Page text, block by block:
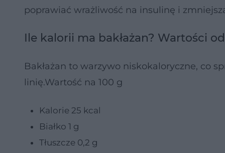
poprawiać wrażliwość na insulinę i
Ile kalorii ma bakłażan? Wartości
Bakłażan to warzywo niskokaloryczne, co
linię.Wartość na 100 g
Kalorie 25 kcal
Białko 1 g
Tłuszcze 0,2 g